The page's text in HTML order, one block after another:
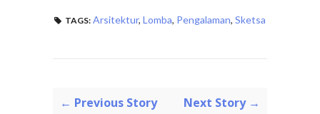
TAGS: Arsitektur, Lomba, Pengalaman, Sketsa
← Previous Story Next Story →